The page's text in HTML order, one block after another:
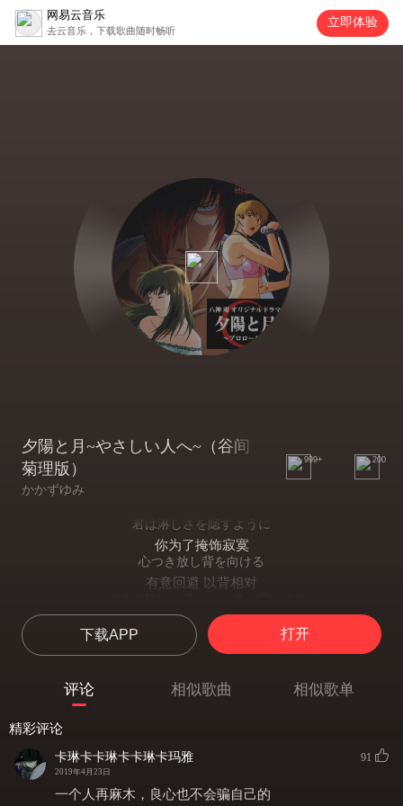
网易云音乐
去云音乐，下载歌曲随时畅听
立即体验
夕陽と月~やさしい人へ~（谷间
菊理版）
かかずゆみ
999+ 200
君は淋しさを隐すように
你为了掩饰寂寞
心つき放し背を向ける
有意回避 以背相对
我想就这样静静地远远的
见つめていたい
关注着你
会做什么样的梦入眠呢
坏れそうで触れることもできず いるよ
月が夜の街照らす
下载APP 打开
评论 相似歌曲 相似歌单
精彩评论
卡琳卡卡琳卡卡琳卡玛雅
2019年4月23日
91
一个人再麻木，良心也不会骗自己的